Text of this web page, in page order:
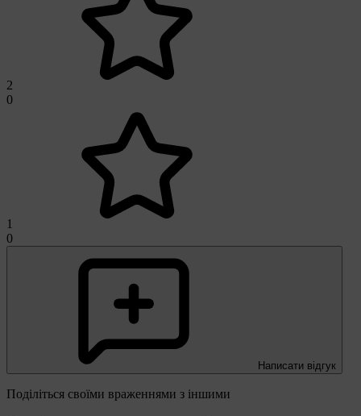
2
0
1
0
Написати відгук
Поділіться своїми враженнями з іншими